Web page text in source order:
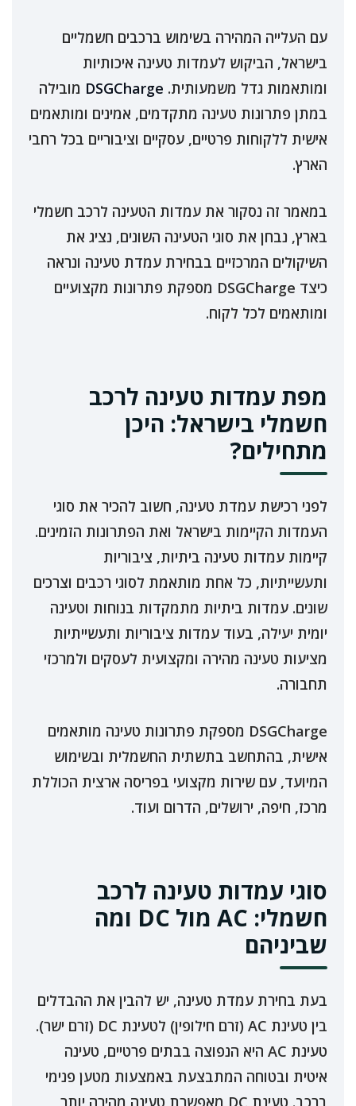
עם העלייה המהירה בשימוש ברכבים חשמליים
בישראל, הביקוש לעמדות טעינה איכותיות
ומותאמות גדל משמעותית. DSGCharge מובילה
במתן פתרונות טעינה מתקדמים, אמינים ומותאמים
אישית ללקוחות פרטיים, עסקיים וציבוריים בכל רחבי
הארץ.
במאמר זה נסקור את עמדות הטעינה לרכב חשמלי
בארץ, נבחן את סוגי הטעינה השונים, נציג את
השיקולים המרכזיים בבחירת עמדת טעינה ונראה
כיצד DSGCharge מספקת פתרונות מקצועיים
ומותאמים לכל לקוח.
מפת עמדות טעינה לרכב
חשמלי בישראל: היכן
מתחילים?
לפני רכישת עמדת טעינה, חשוב להכיר את סוגי
העמדות הקיימות בישראל ואת הפתרונות הזמינים.
קיימות עמדות טעינה ביתיות, ציבוריות
ותעשייתיות, כל אחת מותאמת לסוגי רכבים וצרכים
שונים. עמדות ביתיות מתמקדות בנוחות וטעינה
יומית יעילה, בעוד עמדות ציבוריות ותעשייתיות
מציעות טעינה מהירה ומקצועית לעסקים ולמרכזי
תחבורה.
DSGCharge מספקת פתרונות טעינה מותאמים
אישית, בהתחשב בתשתית החשמלית ובשימוש
המיועד, עם שירות מקצועי בפריסה ארצית הכוללת
מרכז, חיפה, ירושלים, הדרום ועוד.
סוגי עמדות טעינה לרכב
חשמלי: AC מול DC ומה
שביניהם
בעת בחירת עמדת טעינה, יש להבין את ההבדלים
בין טעינת AC (זרם חילופין) לטעינת DC (זרם ישר).
טעינת AC היא הנפוצה בבתים פרטיים, טעינה
איטית ובטוחה המתבצעת באמצעות מטען פנימי
ברכב. טעינת DC מאפשרת טעינה מהירה יותר,